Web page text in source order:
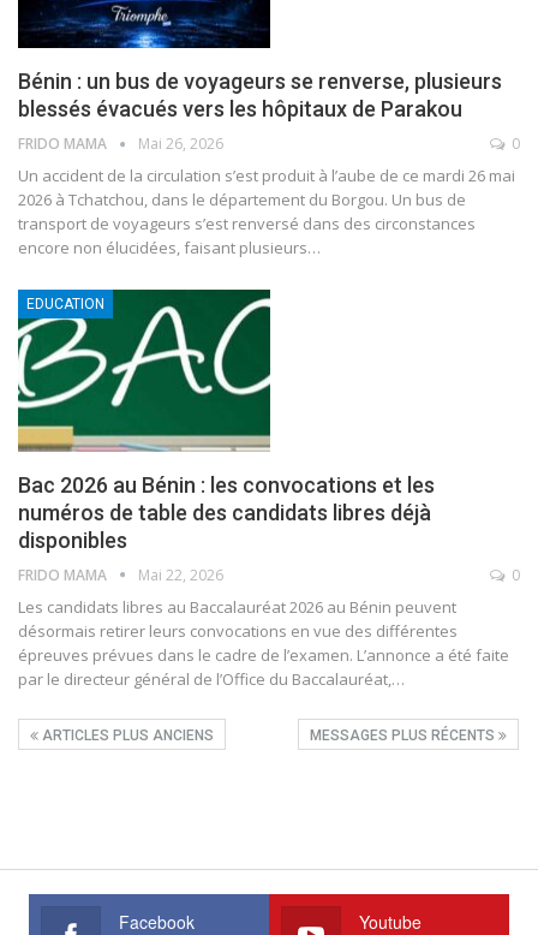
Bénin : un bus de voyageurs se renverse, plusieurs
blessés évacués vers les hôpitaux de Parakou
FRIDO MAMA Mai 26, 2026 0
Un accident de la circulation s’est produit à l’aube de ce mardi 26 mai
2026 à Tchatchou, dans le département du Borgou. Un bus de
transport de voyageurs s’est renversé dans des circonstances
encore non élucidées, faisant plusieurs…
EDUCATION
Bac 2026 au Bénin : les convocations et les
numéros de table des candidats libres déjà
disponibles
FRIDO MAMA Mai 22, 2026 0
Les candidats libres au Baccalauréat 2026 au Bénin peuvent
désormais retirer leurs convocations en vue des différentes
épreuves prévues dans le cadre de l’examen. L’annonce a été faite
par le directeur général de l’Office du Baccalauréat, …
ARTICLES PLUS ANCIENS MESSAGES PLUS RÉCENTS
Facebook Youtube